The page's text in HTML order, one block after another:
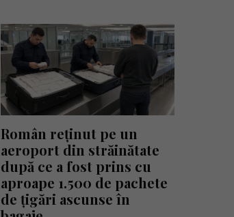
Român reținut pe un
aeroport din străinătate
după ce a fost prins cu
aproape 1.500 de pachete
de țigări ascunse în